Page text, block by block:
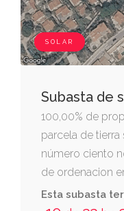
SOLAR
Subasta de
100,00% de
parcela de
número ciento
de ordenacion
el campello.
Esta subasta